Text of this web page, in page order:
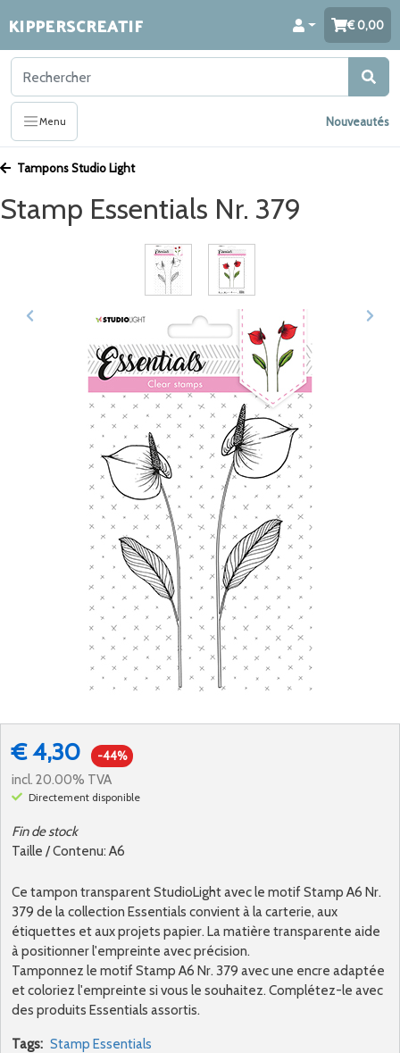
KIPPERSCREATIF 0,00
Menu Nouveautés
Tampons Studio Light
Stamp Essentials Nr. 379
Taille / Contenu: A6
Fin de stock
€ 4,30 -44%
incl. 20.00% TVA
Directement disponible
Ce tampon transparent StudioLight avec le motif Stamp A6 Nr.
379 de la collection Essentials convient à la carterie, aux
étiquettes et aux projets papier. La matière transparente aide
à positionner l'empreinte avec précision.
Tamponnez le motif Stamp A6 Nr. 379 avec une encre adaptée
et coloriez l'empreinte si vous le souhaitez. Complétez-le avec
des produits Essentials assortis.
Tags: Stamp Essentials